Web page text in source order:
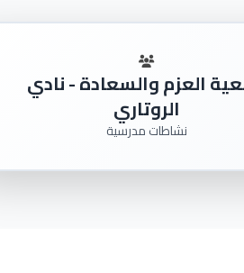
العزم والسعادة - نادي
الروتاري
نشاطات مدرسية